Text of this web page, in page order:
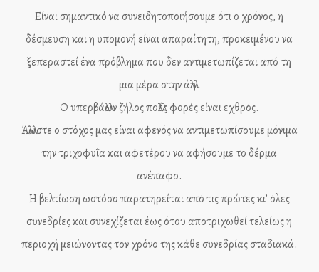
Είναι σημαντικό να συνειδητοποιήσουμε ότι ο χρόνος, η
δέσμευση και η υπομονή είναι απαραίτητη, προκειμένου να
ξεπεραστεί ένα πρόβλημα που δεν αντιμετωπίζεται από τη
μια μέρα στην άλλη.
Ο υπερβάλλων ζήλος πολλές φορές είναι εχθρός.
Άλλωστε ο στόχος μας είναι αφενός να αντιμετωπίσουμε μόνιμα
την τριχοφυΐα και αφετέρου να αφήσουμε το δέρμα
ανέπαφο.
Η βελτίωση ωστόσο παρατηρείται από τις πρώτες κι’ όλες
συνεδρίες και συνεχίζεται έως ότου αποτριχωθεί τελείως η
περιοχή μειώνοντας τον χρόνο της κάθε συνεδρίας σταδιακά.